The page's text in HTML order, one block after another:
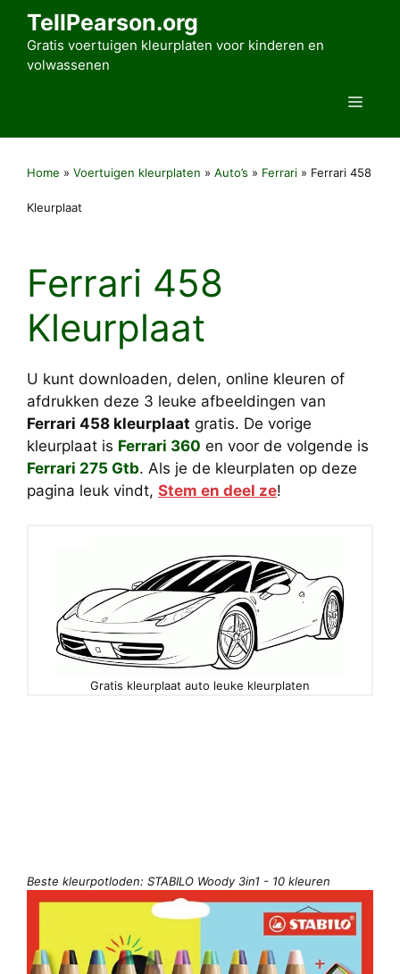
TellPearson.org
Gratis voertuigen kleurplaten voor kinderen en
volwassenen
Menu
Home » Voertuigen kleurplaten » Auto’s » Ferrari » Ferrari 458
Kleurplaat
Ferrari 458
Kleurplaat
U kunt downloaden, delen, online kleuren of
afdrukken deze 3 leuke afbeeldingen van
Ferrari 458 kleurplaat gratis. De vorige
kleurplaat is Ferrari 360 en voor de volgende is
Ferrari 275 Gtb. Als je de kleurplaten op deze
pagina leuk vindt, Stem en deel ze!
Gratis kleurplaat auto leuke kleurplaten
Beste kleurpotloden: STABILO Woody 3in1 - 10 kleuren